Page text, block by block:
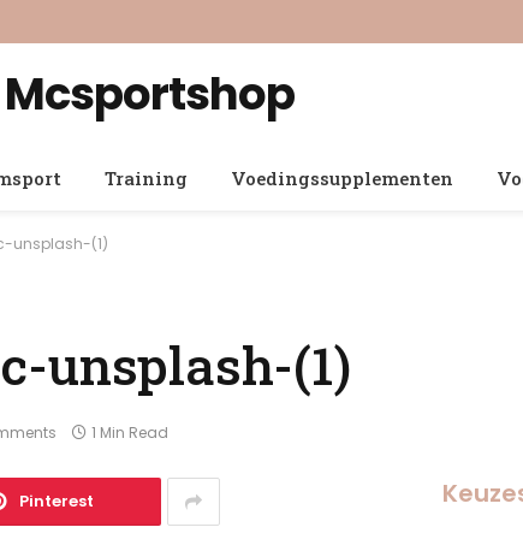
Mcsportshop
Training Voedingssupplementen
unsplash-(1)
unsplash-(1)
1 Min Read
Pinterest